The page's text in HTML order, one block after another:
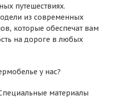
путешествиях.
из современных
которые обеспечат вам
на дороге в любых
у нас?
материалы